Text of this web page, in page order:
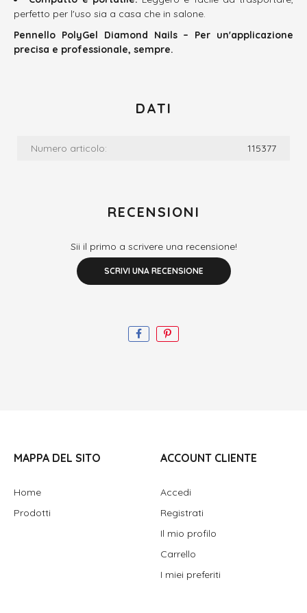
perfetto per l'uso sia a casa che in salone.
Pennello PolyGel Diamond Nails – Per un'applicazione
precisa e professionale, sempre.
DATI
Numero articolo: 115377
RECENSIONI
Sii il primo a scrivere una recensione!
SCRIVI UNA RECENSIONE
MAPPA DEL SITO
Home
Prodotti
ACCOUNT CLIENTE
Accedi
Registrati
Il mio profilo
Carrello
I miei preferiti